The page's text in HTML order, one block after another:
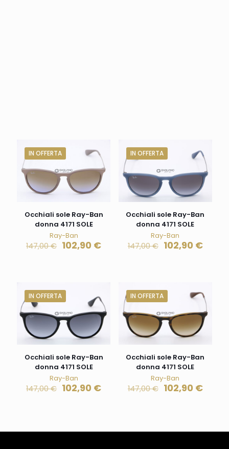
IN OFFERTA
Occhiali sole Ray-Ban
donna 4171 SOLE
Ray-Ban
147,00€ 102,90 €
IN OFFERTA
Occhiali sole Ray-Ban
donna 4171 SOLE
Ray-Ban
147,00€ 102,90 €
IN OFFERTA
Occhiali sole Ray-Ban
donna 4171 SOLE
Ray-Ban
147,00€ 102,90 €
IN OFFERTA
Occhiali sole Ray-Ban
donna 4171 SOLE
Ray-Ban
147,00€ 102,90 €